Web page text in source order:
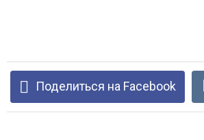
Поделиться на Facebook